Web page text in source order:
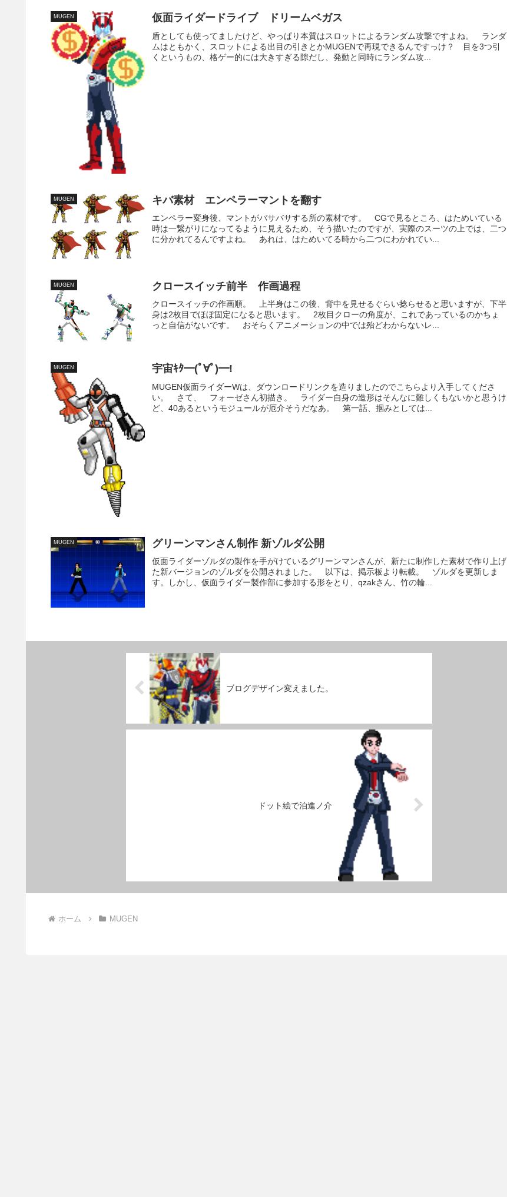
MUGEN 仮面ライダードライブ ドリームベガス
盾としても使ってましたけど、やっぱり本質はスロットによるランダム攻撃ですよね。 ランダ
ムはともかく、スロットによる出目の引きとかMUGENで再現できるんですっけ？ 目を3つ引
くというもの、格ゲー的には大きすぎる隙だし、発動と同時にランダム攻...
MUGEN キバ素材 エンペラーマントを翻す
エンペラー変身後、マントがバサバサする所の素材です。 CGで見るところ、はためいている
時は一繋がりになってるように見えるため、そう描いたのですが、実際のスーツの上では、二つ
に分かれてるんですよね。 あれは、はためいてる時から二つにわかれてい...
MUGEN クロースイッチ前半 作画過程
クロースイッチの作画順。 上半身はこの後、背中を見せるぐらい捻らせると思いますが、下半
身は2枚目でほぼ固定になると思います。 2枚目クローの角度が、これであっているのかちょ
っと自信がないです。 おそらくアニメーションの中では殆どわからないレ...
MUGEN 宇宙ｷﾀ━(ﾟ∀ﾟ)━!
MUGEN仮面ライダーWは、ダウンロードリンクを造りましたのでこちらより入手してくださ
い。 さて、 フォーゼさん初描き。 ライダー自身の造形はそんなに難しくもないかと思うけ
ど、40あるというモジュールが厄介そうだなあ。 第一話、掴みとしては...
MUGEN グリーンマンさん制作 新ゾルダ公開
仮面ライダーゾルダの製作を手がけているグリーンマンさんが、新たに制作した素材で作り上げ
た新バージョンのゾルダを公開されました。 以下は、掲示板より転載。 ゾルダを更新しま
す。しかし、仮面ライダー製作部に参加する形をとり、qzakさん、竹の輪...
ブログデザイン変えました。
ドット絵で泊進ノ介
ホーム MUGEN